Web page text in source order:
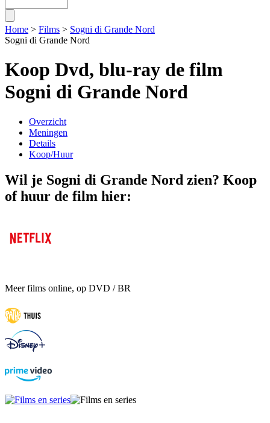
Home > Films > Sogni di Grande Nord
Sogni di Grande Nord
Koop Dvd, blu-ray de film
Sogni di Grande Nord
Overzicht
Meningen
Details
Koop/Huur
Wil je Sogni di Grande Nord zien? Koop
of huur de film hier:
Meer films online, op DVD / BR